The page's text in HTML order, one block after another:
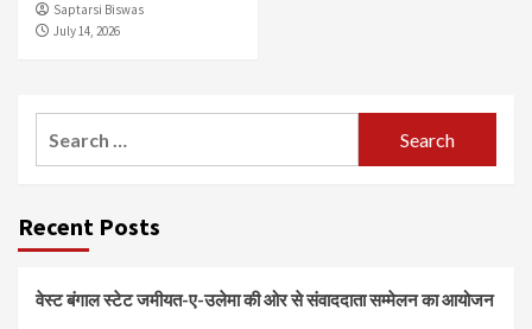
Saptarsi Biswas
July 14, 2026
Recent Posts
वेस्ट बंगाल स्टेट जमीयत-ए-उलेमा की ओर से संवाददाता सम्मेलन का आयोजन